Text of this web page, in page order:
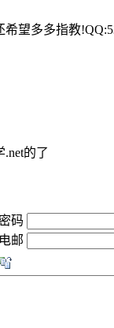
望多多指教
的了
码
邮